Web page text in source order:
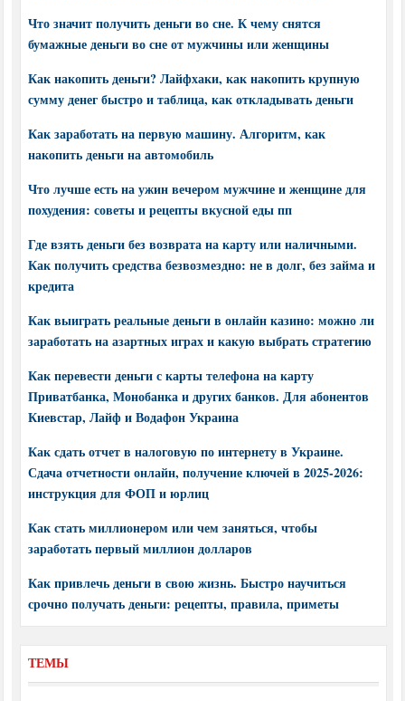
Что значит получить деньги во сне. К чему снятся
бумажные деньги во сне от мужчины или женщины
Как накопить деньги? Лайфхаки, как накопить крупную
сумму денег быстро и таблица, как откладывать деньги
Как заработать на первую машину. Алгоритм, как
накопить деньги на автомобиль
Что лучше есть на ужин вечером мужчине и женщине для
похудения: советы и рецепты вкусной еды пп
Где взять деньги без возврата на карту или наличными.
Как получить средства безвозмездно: не в долг, без займа и
кредита
Как выиграть реальные деньги в онлайн казино: можно ли
заработать на азартных играх и какую выбрать стратегию
Как перевести деньги с карты телефона на карту
Приватбанка, Монобанка и других банков. Для абонентов
Киевстар, Лайф и Водафон Украина
Как сдать отчет в налоговую по интернету в Украине.
Сдача отчетности онлайн, получение ключей в 2025-2026:
инструкция для ФОП и юрлиц
Как стать миллионером или чем заняться, чтобы
заработать первый миллион долларов
Как привлечь деньги в свою жизнь. Быстро научиться
срочно получать деньги: рецепты, правила, приметы
ТЕМЫ